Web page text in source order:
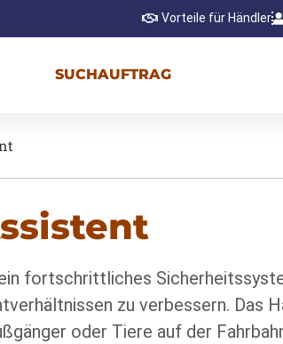
Vorteile für Händler
SUCHAUFTRAG
fortschrittliches
zu verbessern. Das
oder Tiere auf der